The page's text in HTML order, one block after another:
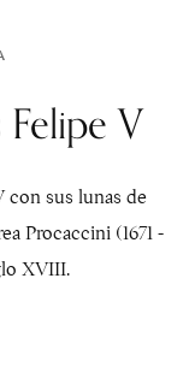
V
con sus lunas de
Procaccini (1671 -
XVIII.